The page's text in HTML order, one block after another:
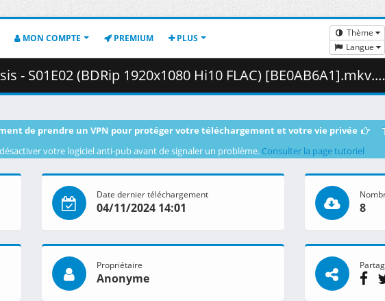
MON COMPTE PREMIUM PLUS
Thème
Langue
(BDRip 1920x1080 Hi10 FLAC) [BE0AB6A1].mkv.001 ( 395.82 MB )
de prendre un VPN pour protéger votre téléchargement et votre vie privée
votre logiciel anti-pub avant de signaler un problème. Consulter la page tutoriel
Date dernier téléchargement
04/11/2024 14:01 8
Propriétaire
Anonyme